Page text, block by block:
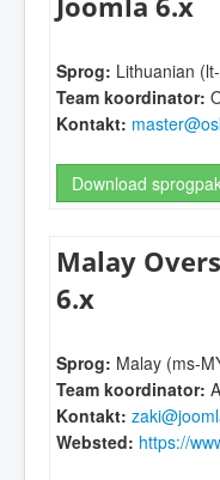
Sprog: Lithuanian
Team koordinator:
Kontakt:
Download
Malay
6.x
Sprog: Malay (ms-
Team koordinator:
Kontakt:
Websted: https://